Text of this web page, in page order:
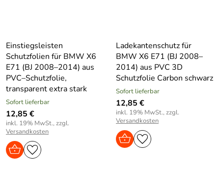
Einstiegsleisten
Schutzfolien für BMW X6
E71 (BJ 2008–2014) aus
PVC–Schutzfolie,
transparent extra stark
Sofort lieferbar
12,85 €
inkl. 19% MwSt., zzgl.
Versandkosten
Ladekantenschutz für
BMW X6 E71 (BJ 2008–
2014) aus PVC 3D
Schutzfolie Carbon schwarz
Sofort lieferbar
12,85 €
inkl. 19% MwSt., zzgl.
Versandkosten